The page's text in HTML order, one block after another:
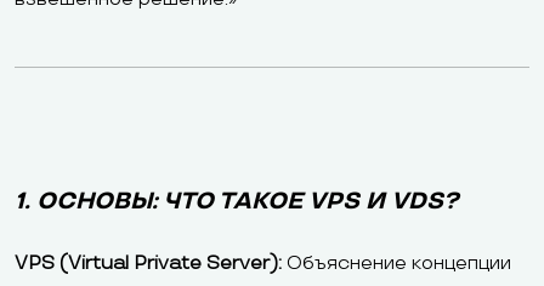
1. ОСНОВЫ: ЧТО ТАКОЕ VPS И VDS?
VPS (Virtual Private Server): Объяснение концепции